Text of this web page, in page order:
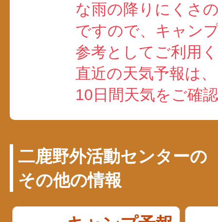
な雨の降りにくさ
ですので、キャン
参考としてご利用
直近の天気予報は
10日間天気をご確
二鹿野外活動センターの
その他の情報